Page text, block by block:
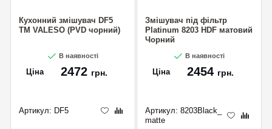
Кухонний змішувач DF5
TM VALESO (PVD чорний)
В наявності
Ціна 2472 грн.
Артикул: DF5
Змішувач під фільтр
Platinum 8203 HDF матовий
Чорний
В наявності
Ціна 2454 грн.
Артикул: 8203Black_
mattе